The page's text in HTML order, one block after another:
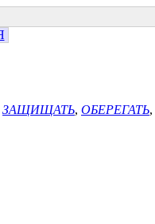
ЗАЩИЩАТЬ, ОБЕРЕГАТЬ,